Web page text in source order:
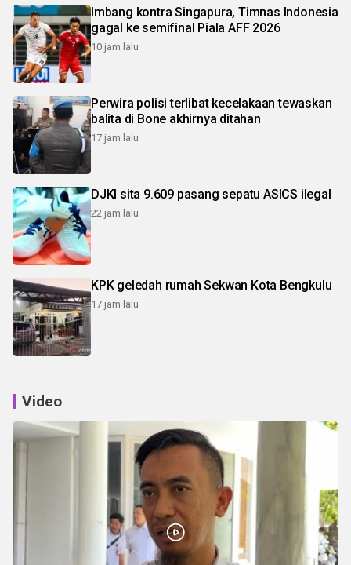
Imbang kontra Singapura, Timnas Indonesia
gagal ke semifinal Piala AFF 2026
10 jam lalu
Perwira polisi terlibat kecelakaan tewaskan
balita di Bone akhirnya ditahan
17 jam lalu
DJKI sita 9.609 pasang sepatu ASICS ilegal
22 jam lalu
KPK geledah rumah Sekwan Kota Bengkulu
17 jam lalu
Video